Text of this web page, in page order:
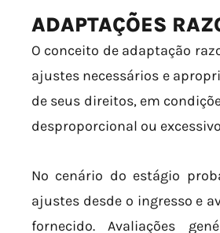
ADAPTAÇÕES
O conceito de adaptação
ajustes necessários e
de seus direitos, em
desproporcional ou
No cenário do estágio
ajustes desde o ingresso e
fornecido. Avaliações